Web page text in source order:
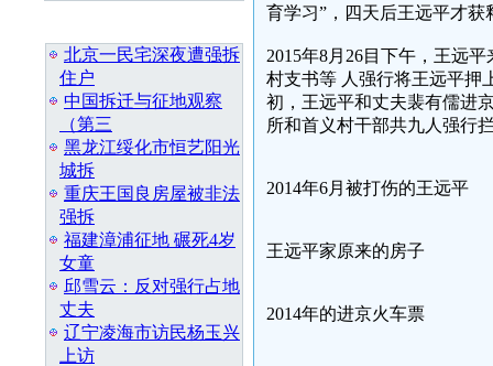
北京一民宅深夜遭强拆
住户
中国拆迁与征地观察
（第三
黑龙江绥化市恒艺阳光
城拆
重庆王国良房屋被非法
强拆
福建漳浦征地 碾死4岁
女童
邱雪云：反对强行占地
丈夫
辽宁凌海市访民杨玉兴
上访
育学习”，四天后王远平才获
2015年8月26目下午，王远
村支书等 人强行将王远平押
初，王远平和丈夫裴有儒进
所和首义村干部共九人强行
2014年6月被打伤的王远平
王远平家原来的房子
2014年的进京火车票